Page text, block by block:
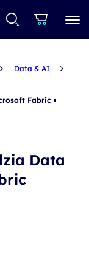
Data & AI
Fabric
Data